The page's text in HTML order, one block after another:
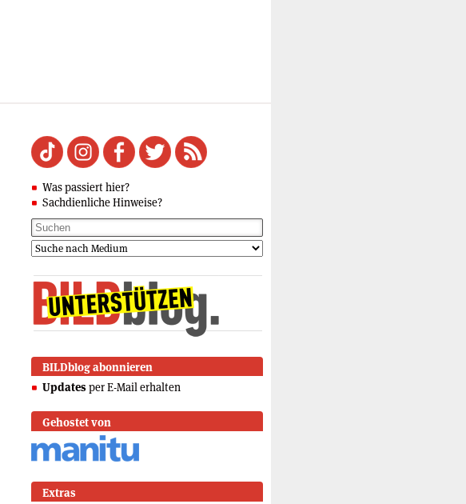
Was passiert hier?
Sachdienliche Hinweise?
BILDblog abonnieren
Updates per E-Mail erhalten
Gehostet von
Extras